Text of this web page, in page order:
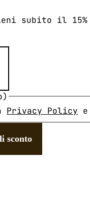
subito il 15%
Privacy Policy